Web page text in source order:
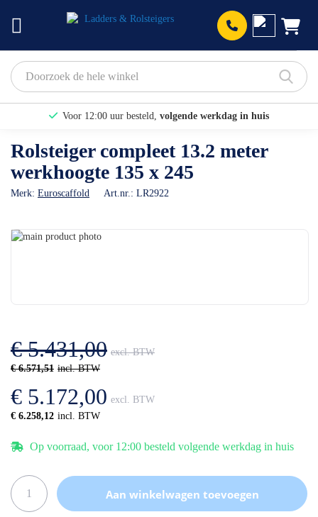
Voor 12:00 uur besteld, volgende werkdag in huis
Bekijk hier onze Actiepagina
Binnen 1 dag een gratis offerte
Rolsteiger compleet 13.2 meter
werkhoogte 135 x 245
Merk: Euroscaffold Art.nr.: LR2922
Ga
gallerij
€ 6.571,51
€ 5.431,00
€ 6.258,12
€ 5.172,00
Op voorraad, voor 12:00 besteld volgende werkdag in huis
Aan winkelwagen toevoegen